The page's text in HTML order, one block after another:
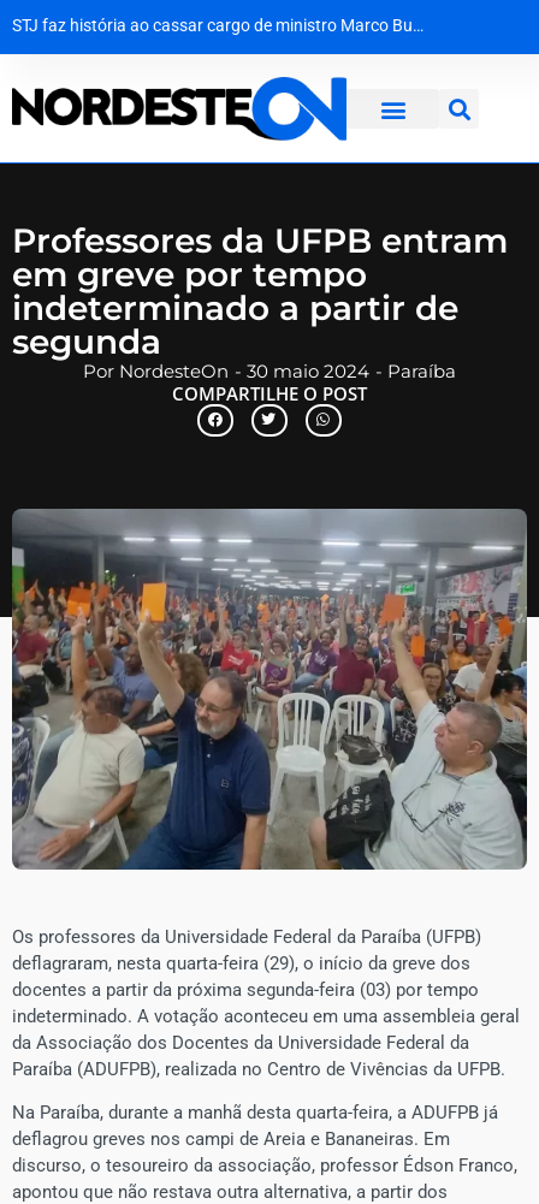
STJ faz história ao cassar cargo de ministro Marco Buzzi por assédio e importunação sexualQuando a escola se recusa a ver: a falha de acolhimento diante do abuso escolarJustiça da Paraíba decide que recoleta de sangue em bebê é medida de segurança e não gera dano moral
Agevisa celebra Dia Nacional da Vigilância Sanitária e reforça compromisso com a defesa da saúde pública
Professores da UFPB entram
em greve por tempo
indeterminado a partir de
segunda
Por NordesteOn - 30 maio 2024 - Paraíba
COMPARTILHE O POST
Os professores da Universidade Federal da Paraíba (UFPB)
deflagraram, nesta quarta-feira (29), o início da greve dos
docentes a partir da próxima segunda-feira (03) por tempo
indeterminado. A votação aconteceu em uma assembleia geral
da Associação dos Docentes da Universidade Federal da
Paraíba (ADUFPB), realizada no Centro de Vivências da UFPB.
Na Paraíba, durante a manhã desta quarta-feira, a ADUFPB já
deflagrou greves nos campi de Areia e Bananeiras. Em
discurso, o tesoureiro da associação, professor Édson Franco,
apontou que não restava outra alternativa, a partir dos